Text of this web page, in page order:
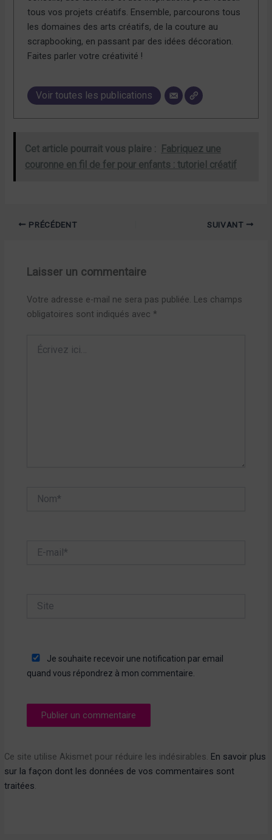
tous vos projets créatifs. Ensemble, parcourons tous
les domaines des arts créatifs, de la couture au
scrapbooking, en passant par des idées décoration.
Faites parler votre créativité !
Voir toutes les publications
Cet article pourrait vous plaire :
Fabriquez une
couronne en fil de fer pour enfants : tutoriel créatif
PRÉCÉDENT SUIVANT
Laisser un commentaire
Votre adresse e-mail ne sera pas publiée. Les champs
obligatoires sont indiqués avec *
ici…
mail*
Je souhaite recevoir une notification par email
quand vous répondrez à mon commentaire.
Ce site utilise Akismet pour réduire les indésirables. En savoir plus
sur la façon dont les données de vos commentaires sont
traitées.